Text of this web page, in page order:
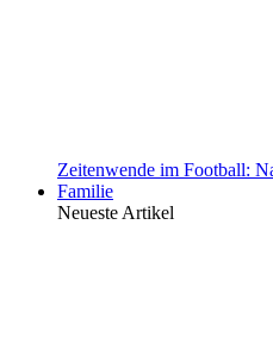
Zeitenwende im Football:
Familie
Neueste Artikel